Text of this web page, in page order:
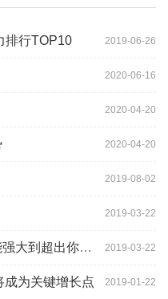
2019-06-26
排行TOP10
2020-06-16
2020-04-20
2020-04-20
2019-08-02
2019-03-22
2019-03-22
到超出你想象
2019-01-22
成为关键增长点